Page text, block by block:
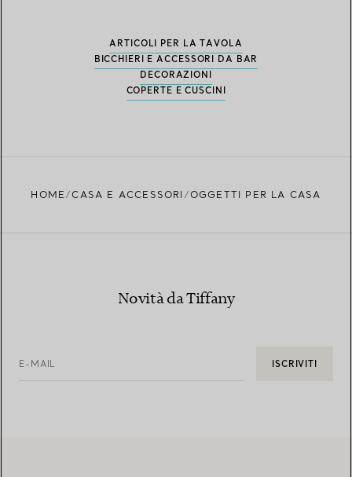
ARTICOLI PER LA TAVOLA
BICCHIERI E ACCESSORI DA BAR
DECORAZIONI
COPERTE E CUSCINI
HOME CASA E ACCESSORI OGGETTI PER LA CASA
Novità da Tiffany
E-MAIL ISCRIVITI